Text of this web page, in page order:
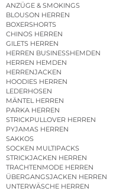
ANZÜGE & SMOKINGS
BLOUSON HERREN
BOXERSHORTS
CHINOS HERREN
GILETS HERREN
HERREN BUSINESSHEMDEN
HERREN HEMDEN
HERRENJACKEN
HOODIES HERREN
LEDERHOSEN
MÄNTEL HERREN
PARKA HERREN
STRICKPULLOVER HERREN
PYJAMAS HERREN
SAKKOS
SOCKEN MULTIPACKS
STRICKJACKEN HERREN
TRACHTENMODE HERREN
ÜBERGANGSJACKEN HERREN
UNTERWÄSCHE HERREN